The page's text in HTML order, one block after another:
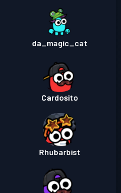
da_magic_cat
Cardosito
Rhubarbist